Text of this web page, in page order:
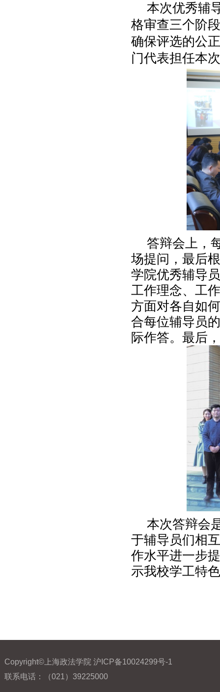
本次优秀辅
格审查三个阶
确保评选的公
门代表担任本
答辩会上，
场提问，最后
学院优秀辅导
工作理念、工
方面对各自如
合每位辅导员
际作答。最后
本次答辩会
于辅导员们相
作水平进一步
示我校学工特
Copyright©上海政法学院 沪ICP备10024299号-1
联系电话：（021）39225000